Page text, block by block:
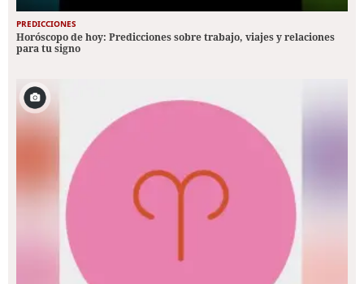
PREDICCIONES
Horóscopo de hoy: Predicciones sobre trabajo, viajes y relaciones
para tu signo